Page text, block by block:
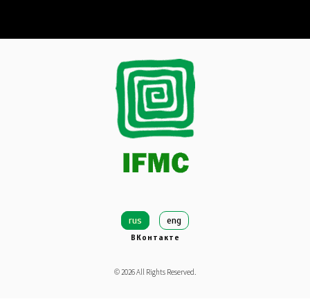
rus eng
ВКонтакте
© 2026All Rights Reserved.